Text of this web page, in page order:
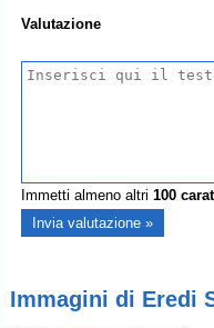
Valutazione
Immetti almeno altri 100
Immagini di Eredi